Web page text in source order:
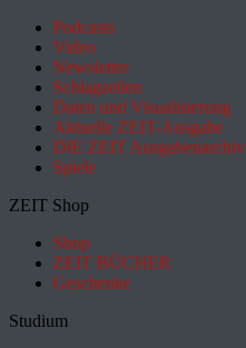
Podcasts
Video
Newsletter
Schlagzeilen
Daten und Visualisierung
Aktuelle ZEIT-Ausgabe
DIE ZEIT Ausgabenarchiv
Spiele
ZEIT Shop
Shop
ZEIT BÜCHER
Geschenke
Studium